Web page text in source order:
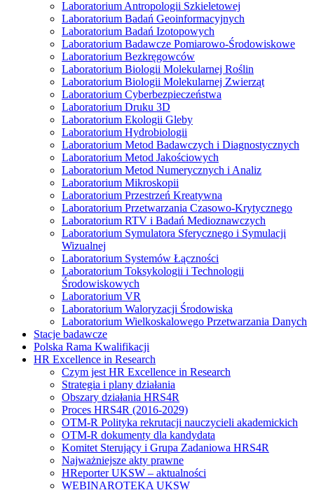
Laboratorium Antropologii Szkieletowej
Laboratorium Badań Geoinformacyjnych
Laboratorium Badań Izotopowych
Laboratorium Badawcze Pomiarowo-Środowiskowe
Laboratorium Bezkręgowców
Laboratorium Biologii Molekularnej Roślin
Laboratorium Biologii Molekularnej Zwierząt
Laboratorium Cyberbezpieczeństwa
Laboratorium Druku 3D
Laboratorium Ekologii Gleby
Laboratorium Hydrobiologii
Laboratorium Metod Badawczych i Diagnostycznych
Laboratorium Metod Jakościowych
Laboratorium Metod Numerycznych i Analiz
Laboratorium Mikroskopii
Laboratorium Przestrzeń Kreatywna
Laboratorium Przetwarzania Czasowo-Krytycznego
Laboratorium RTV i Badań Medioznawczych
Laboratorium Symulatora Sferycznego i Symulacji
Wizualnej
Laboratorium Systemów Łączności
Laboratorium Toksykologii i Technologii
Środowiskowych
Laboratorium VR
Laboratorium Waloryzacji Środowiska
Laboratorium Wielkoskalowego Przetwarzania Danych
Stacje badawcze
Polska Rama Kwalifikacji
HR Excellence in Research
Czym jest HR Excellence in Research
Strategia i plany działania
Obszary działania HRS4R
Proces HRS4R (2016-2029)
OTM-R Polityka rekrutacji nauczycieli akademickich
OTM-R dokumenty dla kandydata
Komitet Sterujący i Grupa Zadaniowa HRS4R
Najważniejsze akty prawne
HReporter UKSW – aktualności
WEBINAROTEKA UKSW